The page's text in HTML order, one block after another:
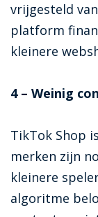
vrijgesteld
platform
kleinere
4 – Weinig
TikTok Shop
merken zijn
kleinere
algoritme